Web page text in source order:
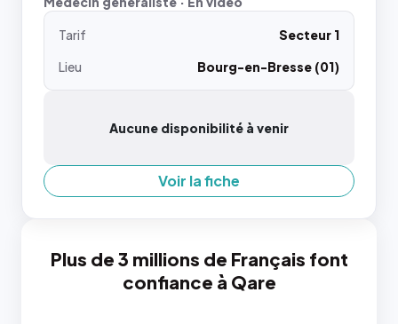
Tarif
Secteur 1
Lieu
Bourg-en-Bresse (01)
Aucune disponibilité à venir
Voir la fiche
Plus de 3 millions de Français font
confiance à Qare